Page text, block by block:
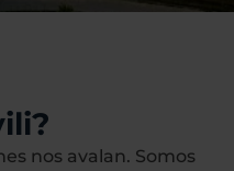
nos avalan. Somos